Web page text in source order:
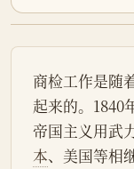
商检工作是随
起来的。1840
帝国主义用武
本、美国等相